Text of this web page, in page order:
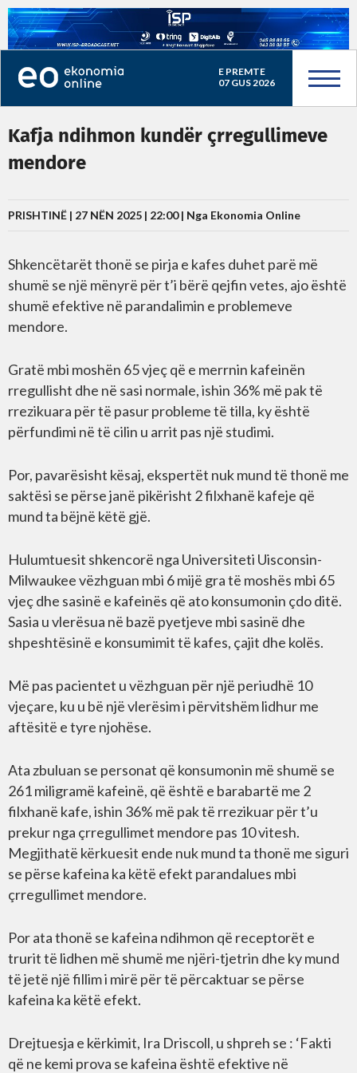
E PREMTE
07 GUS 2026
Kafja ndihmon kundër çrregullimeve
mendore
PRISHTINË | 27 NËN 2025 | 22:00 | Nga Ekonomia Online
Shkencëtarët thonë se pirja e kafes duhet parë më
shumë se një mënyrë për t’i bërë qejfin vetes, ajo është
shumë efektive në parandalimin e problemeve
mendore.
Gratë mbi moshën 65 vjeç që e merrnin kafeinën
rregullisht dhe në sasi normale, ishin 36% më pak të
rrezikuara për të pasur probleme të tilla, ky është
përfundimi në të cilin u arrit pas një studimi.
Por, pavarësisht kësaj, ekspertët nuk mund të thonë me
saktësi se përse janë pikërisht 2 filxhanë kafeje që
mund ta bëjnë këtë gjë.
Hulumtuesit shkencorë nga Universiteti Uisconsin-
Milwaukee vëzhguan mbi 6 mijë gra të moshës mbi 65
vjeç dhe sasinë e kafeinës që ato konsumonin çdo ditë.
Sasia u vlerësua në bazë pyetjeve mbi sasinë dhe
shpeshtësinë e konsumimit të kafes, çajit dhe kolës.
Më pas pacientet u vëzhguan për një periudhë 10
vjeçare, ku u bë një vlerësim i përvitshëm lidhur me
aftësitë e tyre njohëse.
Ata zbuluan se personat që konsumonin më shumë se
261 miligramë kafeinë, që është e barabartë me 2
filxhanë kafe, ishin 36% më pak të rrezikuar për t’u
prekur nga çrregullimet mendore pas 10 vitesh.
Megjithatë kërkuesit ende nuk mund ta thonë me siguri
se përse kafeina ka këtë efekt parandalues mbi
çrregullimet mendore.
Por ata thonë se kafeina ndihmon që receptorët e
trurit të lidhen më shumë me njëri-tjetrin dhe ky mund
të jetë një fillim i mirë për të përcaktuar se përse
kafeina ka këtë efekt.
Drejtuesja e kërkimit, Ira Driscoll, u shpreh se : ‘Fakti
që ne kemi prova se kafeina është efektive në